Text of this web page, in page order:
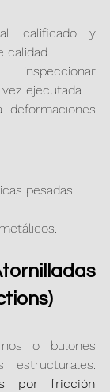
calificado y
calidad.
ejecutada.
deformaciones
pesadas.
o bulones
estructurales.
por fricción